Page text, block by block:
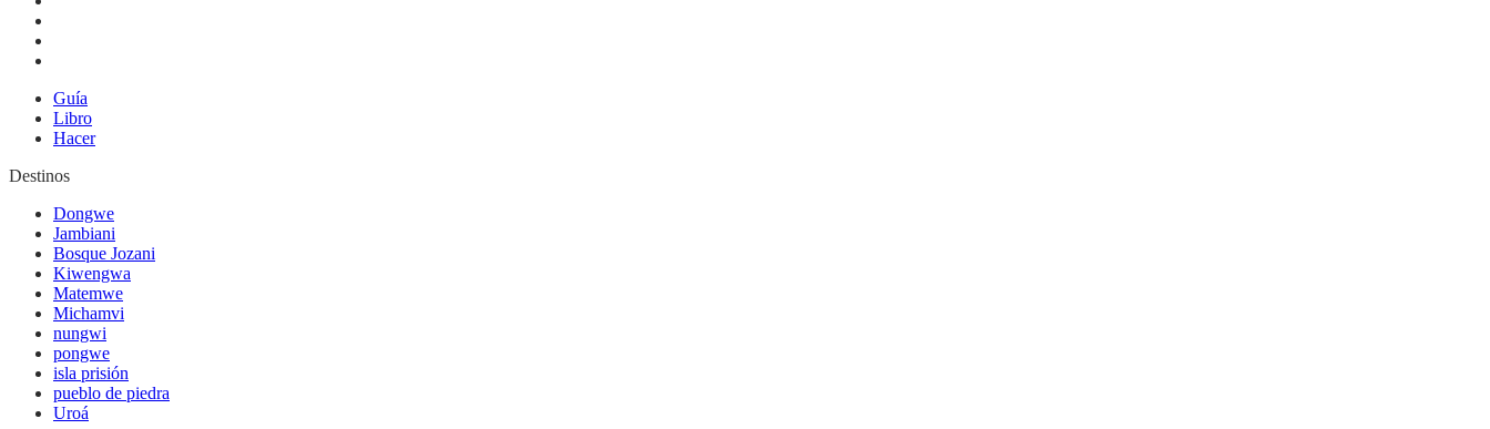
Guía
Libro
Hacer
Destinos
Dongwe
Jambiani
Bosque Jozani
Kiwengwa
Matemwe
Michamvi
nungwi
pongwe
isla prisión
pueblo de piedra
Uroá